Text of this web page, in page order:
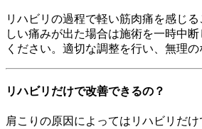
リハビリの過程で軽い筋肉痛を感じ
しい痛みが出た場合は施術を一時中
ください。適切な調整を行い、無理の
リハビリだけで改善できるの？
肩こりの原因によってはリハビリだ